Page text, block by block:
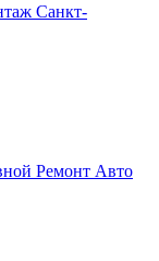
Санкт-
Ремонт Авто